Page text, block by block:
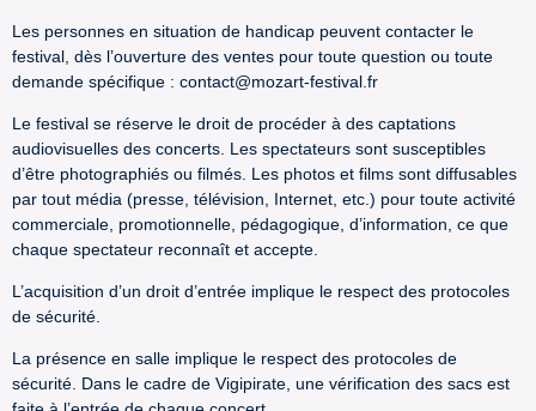
Les personnes en situation de handicap peuvent contacter le
festival, dès l’ouverture des ventes pour toute question ou toute
demande spécifique : contact@mozart-festival.fr
Le festival se réserve le droit de procéder à des captations
audiovisuelles des concerts. Les spectateurs sont susceptibles
d’être photographiés ou filmés. Les photos et films sont diffusables
par tout média (presse, télévision, Internet, etc.) pour toute activité
commerciale, promotionnelle, pédagogique, d’information, ce que
chaque spectateur reconnaît et accepte.
L’acquisition d’un droit d’entrée implique le respect des protocoles
de sécurité.
La présence en salle implique le respect des protocoles de
sécurité. Dans le cadre de Vigipirate, une vérification des sacs est